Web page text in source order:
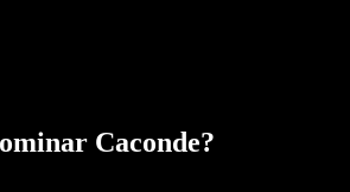
Caconde?